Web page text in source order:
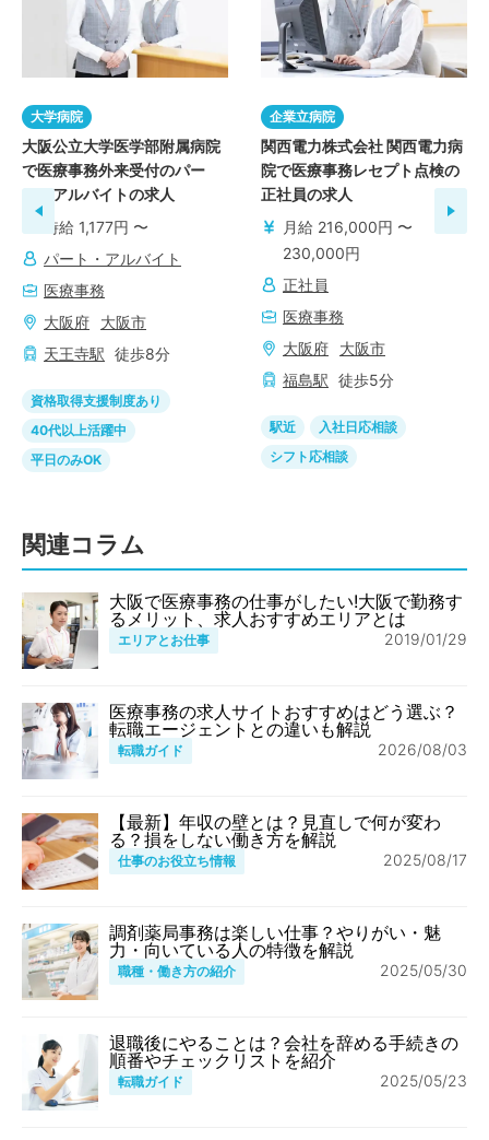
大学病院
大阪公立大学医学部附属病院
で医療事務外来受付のパー
ト・アルバイトの求人
時給 1,177円 〜
パート・アルバイト
医療事務
大阪府
大阪市
天王寺駅 徒歩8分
資格取得支援制度あり
40代以上活躍中
平日のみOK
企業立病院
関西電力株式会社 関西電力病
院で医療事務レセプト点検の
正社員の求人
月給 216,000円 〜
230,000円
正社員
医療事務
大阪府
大阪市
福島駅 徒歩5分
駅近
入社日応相談
シフト応相談
関連コラム
大阪で医療事務の仕事がしたい!大阪で勤務す
るメリット、求人おすすめエリアとは
エリアとお仕事 2019/01/29
医療事務の求人サイトおすすめはどう選ぶ？
転職エージェントとの違いも解説
転職ガイド 2026/08/03
【最新】年収の壁とは？見直しで何が変わ
る？損をしない働き方を解説
仕事のお役立ち情報 2025/08/17
調剤薬局事務は楽しい仕事？やりがい・魅
力・向いている人の特徴を解説
職種・働き方の紹介 2025/05/30
退職後にやることは？会社を辞める手続きの
順番やチェックリストを紹介
転職ガイド 2025/05/23